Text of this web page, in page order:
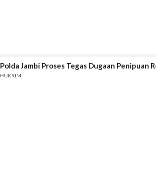
Polda Jambi Proses Tegas Dugaan
HUKRIM